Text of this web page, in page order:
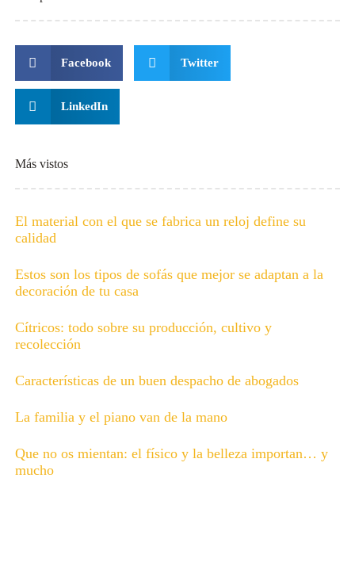
Facebook Twitter
LinkedIn
Más vistos
El material con el que se fabrica un reloj define su
calidad
Estos son los tipos de sofás que mejor se adaptan a la
decoración de tu casa
Cítricos: todo sobre su producción, cultivo y
recolección
Características de un buen despacho de abogados
La familia y el piano van de la mano
Que no os mientan: el físico y la belleza importan… y
mucho